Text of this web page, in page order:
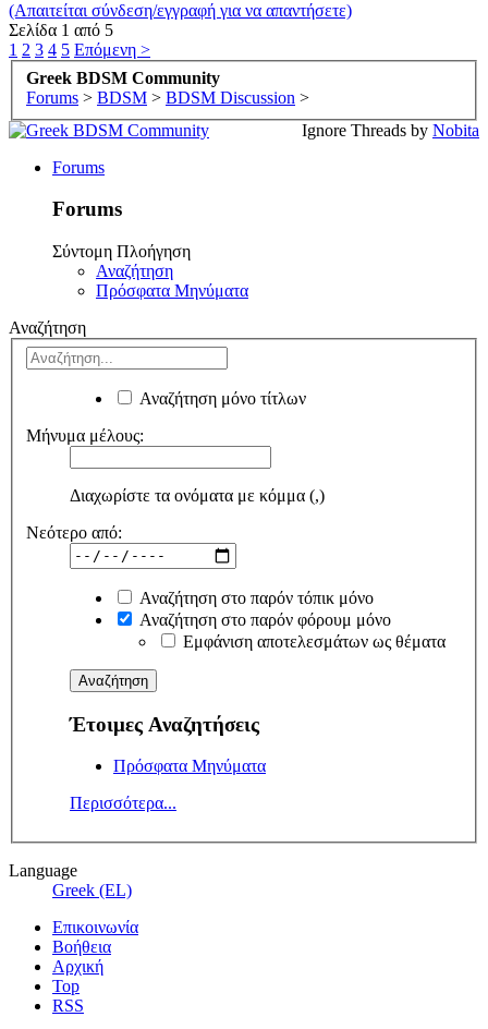
(Απαιτείται σύνδεση/εγγραφή για να απαντήσετε)
Σελίδα 1 από 5
1 2 3 4 5 Επόμενη >
Greek BDSM Community
Forums > BDSM > BDSM Discussion >
Ignore Threads by Nobita
Forums
Forums
Σύντομη Πλοήγηση
Αναζήτηση
Πρόσφατα Μηνύματα
Αναζήτηση
Αναζήτηση μόνο τίτλων
Μήνυμα μέλους:
Διαχωρίστε τα ονόματα με κόμμα (,)
Νεότερο από:
Αναζήτηση στο παρόν τόπικ μόνο
Αναζήτηση στο παρόν φόρουμ μόνο
Εμφάνιση αποτελεσμάτων ως θέματα
Έτοιμες Αναζητήσεις
Πρόσφατα Μηνύματα
Περισσότερα...
Language
Greek (EL)
Επικοινωνία
Βοήθεια
Αρχική
Top
RSS